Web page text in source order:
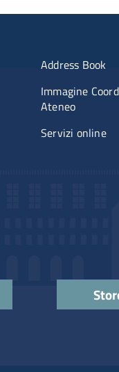
Menu
Address Book
Immagine
Ateneo
Servizi online